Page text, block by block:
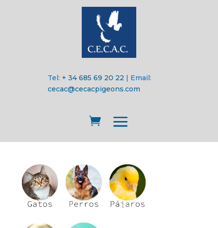
Tel: + 34 685 69 20 22 | Email:
cecac@cecacpigeons.com